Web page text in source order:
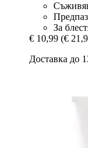
За
€ 10,99 (€
Доставка до